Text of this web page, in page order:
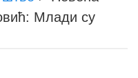
Млади су